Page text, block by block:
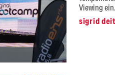
Viewing
sigrid